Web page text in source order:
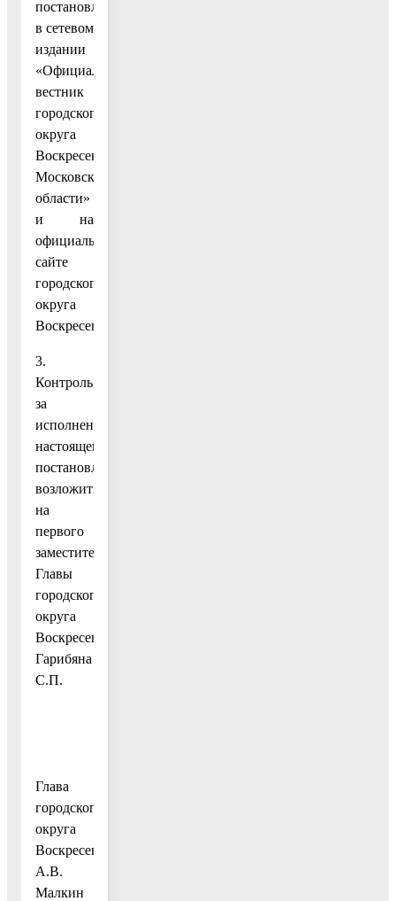
постановления
в сетевом
издании
«Официальный
вестник
городского
округа
Воскресенск
Московской
области»
и на
официальном
сайте
городского
округа
Воскресенск.
3.
Контроль
за
исполнением
настоящего
постановления
возложить
на
первого
заместителя
Главы
городского
округа
Воскресенск
Гарибяна
С.П.
Глава
городского
округа
Воскресенск
А.В.
Малкин